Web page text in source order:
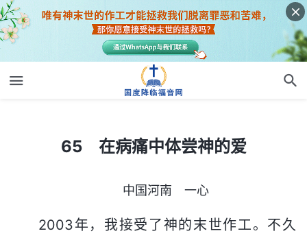
65 在病痛中体尝神的爱
中国河南 一心
2003年，我接受了神的末世作工。不久